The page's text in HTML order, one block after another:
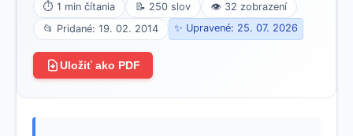
⏱ 1 min čítania 📝 250 slov
👁 32 zobrazení
📂 Pridané: 19. 02. 2014
✨ Upravené: 25. 07. 2026
Uložiť ako PDF